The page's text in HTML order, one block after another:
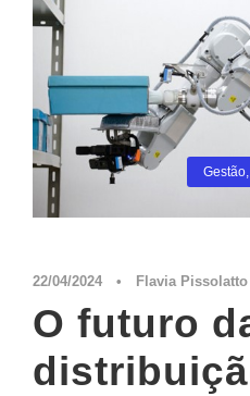
Gestão,
22/04/2024 • Flavia Pissolatto
O futuro